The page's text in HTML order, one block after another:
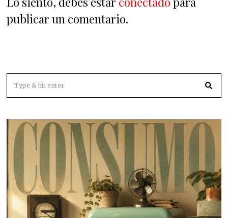
publicar un comentario.